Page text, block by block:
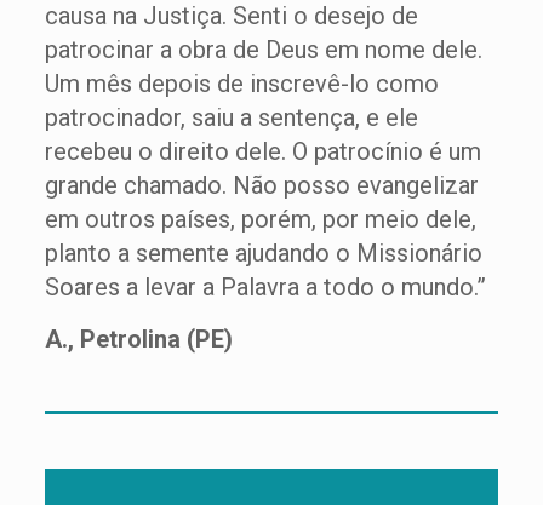
causa na Justiça. Senti o desejo de
patrocinar a obra de Deus em nome dele.
Um mês depois de inscrevê-lo como
patrocinador, saiu a sentença, e ele
recebeu o direito dele. O patrocínio é um
grande chamado. Não posso evangelizar
em outros países, porém, por meio dele,
planto a semente ajudando o Missionário
Soares a levar a Palavra a todo o mundo.”
A., Petrolina (PE)